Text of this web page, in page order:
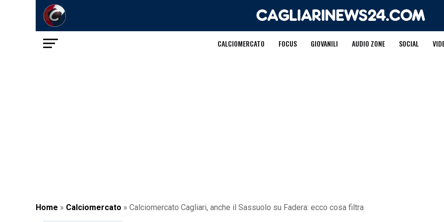
CALCIOMERCATO FOCUS GIOVANILI AUDIO ZONE SOCIAL
Home » Calciomercato » Calciomercato Cagliari, anche il Sassuolo su Fadera: ecco cosa filtra